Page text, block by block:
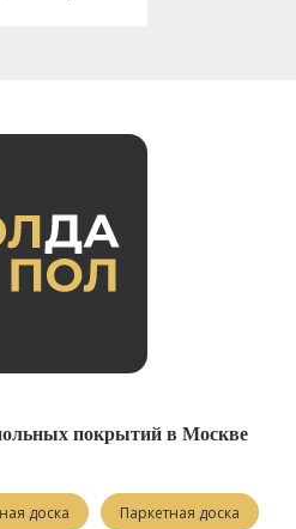
покрытий в Москве
доска Паркетная доска